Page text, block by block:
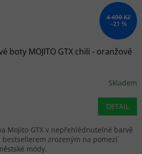
4 490 Kč
–21 %
boty MOJITO GTX chili - oranžové
Skladem
DETAIL
Mojito GTX v nepřehlédnutelné barvě
bestsellerem zrozeným na pomezí
módy.